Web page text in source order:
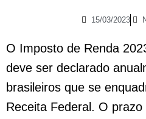
15/03/2023
O Imposto de Renda
deve ser declarado
brasileiros que se
Receita Federal. O